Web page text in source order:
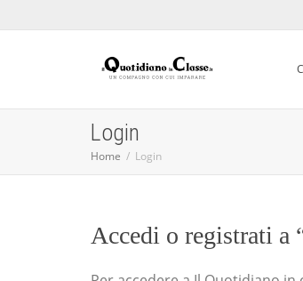
Login
Home Login
Accedi o registrati a